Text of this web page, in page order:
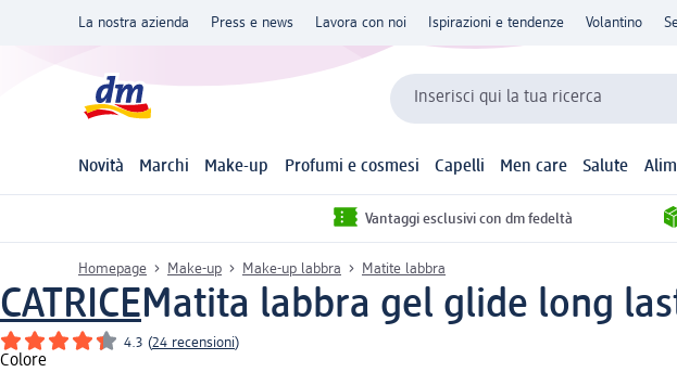
La nostra azienda Press e news Lavora con noi Ispirazioni e tendenze Volantino
Inserisci qui la tua ricerca
Novità Marchi Make-up Profumi e cosmesi Capelli Men care Salute
Vantaggi esclusivi con dm fedeltà
Homepage Make-up Make-up labbra Matite labbra
CATRICEMatita labbra gel glide long
4.3 (24 recensioni)
Colore